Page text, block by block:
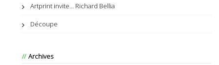
Artprint invite… Richard Bellia
Découpe
Archives